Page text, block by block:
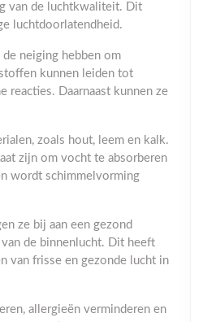
van de luchtkwaliteit. Dit
luchtdoorlatendheid.
neiging hebben om
kunnen leiden tot
reacties. Daarnaast kunnen ze
zoals hout, leem en kalk.
zijn om vocht te absorberen
wordt schimmelvorming
ze bij aan een gezond
de binnenlucht. Dit heeft
van frisse en gezonde lucht in
allergieën verminderen en